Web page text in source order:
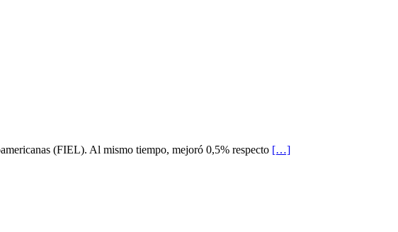
(FIEL). Al mismo tiempo, mejoró 0,5% respecto […]